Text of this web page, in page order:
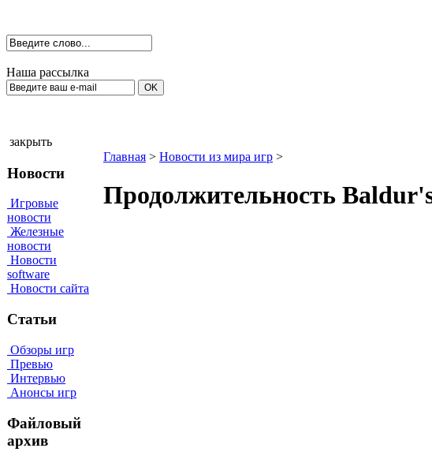
Наша рассылка
закрыть
Новости
Игровые
новости
Железные
новости
Новости
software
Новости сайта
Статьи
Обзоры игр
Превью
Интервью
Анонсы игр
Файловый
архив
Главная > Новости из мира игр >
Продолжительность